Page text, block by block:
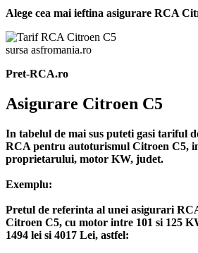
Alege cea mai ieftina asigurare RCA
sursa asfromania.ro
Pret-RCA.ro
Asigurare Citroen C5
In tabelul de mai sus puteti gasi tariful
RCA pentru autoturismul Citroen C5,
proprietarului, motor KW, judet.
Exemplu:
Pretul de referinta al unei asigurari
Citroen C5, cu motor intre 101 si 125
1494 lei si 4017 Lei, astfel: